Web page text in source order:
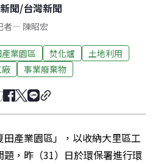
聞/台灣新聞
者— 陳昭宏
業園區 焚化爐
土地利用
事業廢棄物
產業園區」，以收納大里區工
，昨（31）日於環保署進行環